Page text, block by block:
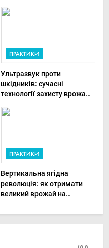
ПРАКТИКИ
Ультразвук проти
шкідників: сучасні
технології захисту врожаю
ПРАКТИКИ
Вертикальна ягідна
революція: як отримати
великий врожай на